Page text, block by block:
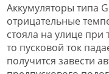
Аккумуляторы типа
отрицательные
стояла на улице при
то пусковой ток
получится завести